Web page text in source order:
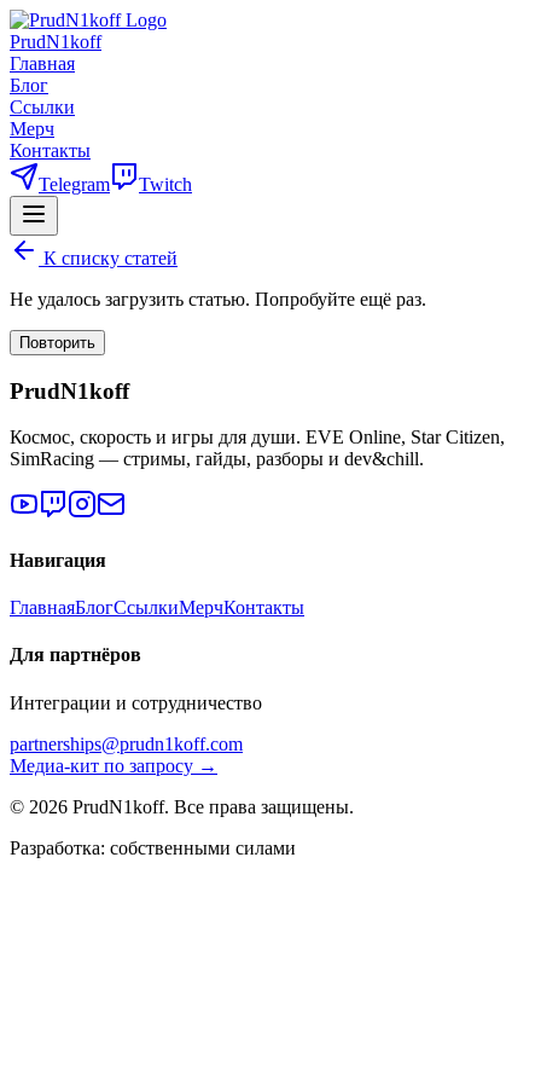
PrudN1koff
Главная
Блог
Ссылки
Мерч
Контакты
Telegram
Twitch
К списку статей
Не удалось загрузить статью. Попробуйте ещё раз.
Повторить
PrudN1koff
Космос, скорость и игры для души. EVE Online, Star Citizen,
SimRacing — стримы, гайды, разборы и dev&chill.
Навигация
ГлавнаяБлогСсылкиМерчКонтакты
Для партнёров
Интеграции и сотрудничество
partnerships@prudn1koff.com
Медиа-кит по запросу →
© 2026 PrudN1koff. Все права защищены.
Разработка: собственными силами